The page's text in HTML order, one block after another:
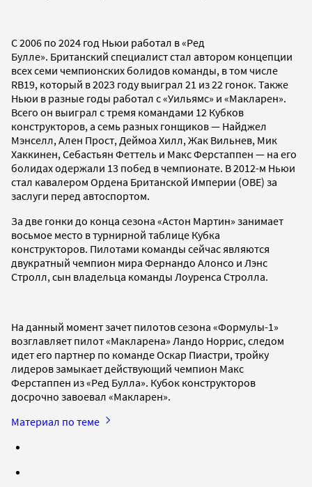
С 2006 по 2024 год Ньюи работал в «Ред
Булле». Британский специалист стал автором концепции
всех семи чемпионских болидов команды, в том числе
RB19, который в 2023 году выиграл 21 из 22 гонок. Также
Ньюи в разные годы работал с «Уильямс» и «Макларен».
Всего он выиграл с тремя командами 12 Кубков
конструкторов, а семь разных гонщиков — Найджел
Мэнселл, Ален Прост, Деймоа Хилл, Жак Вильнев, Мик
Хаккинен, Себастьян Феттель и Макс Ферстаппен — на его
болидах одержали 13 побед в чемпионате. В 2012-м Ньюи
стал кавалером Ордена Британской Империи (OBE) за
заслуги перед автоспортом.
За две гонки до конца сезона «Астон Мартин» занимает
восьмое место в турнирной таблице Кубка
конструкторов. Пилотами команды сейчас являются
двукратный чемпион мира Фернандо Алонсо и Лэнс
Стролл, сын владельца команды Лоуренса Стролла.
На данный момент зачет пилотов сезона «Формулы-1»
возглавляет пилот «Макларена» Ландо Норрис, следом
идет его партнер по команде Оскар Пиастри, тройку
лидеров замыкает действующий чемпион Макс
Ферстаппен из «Ред Булла». Кубок конструкторов
досрочно завоевал «Макларен».
Материал по теме